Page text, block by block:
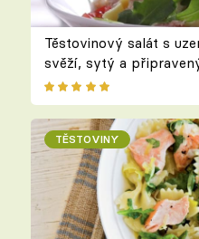
Těstovinový salát s
svěží, sytý a
TĚSTOVINY